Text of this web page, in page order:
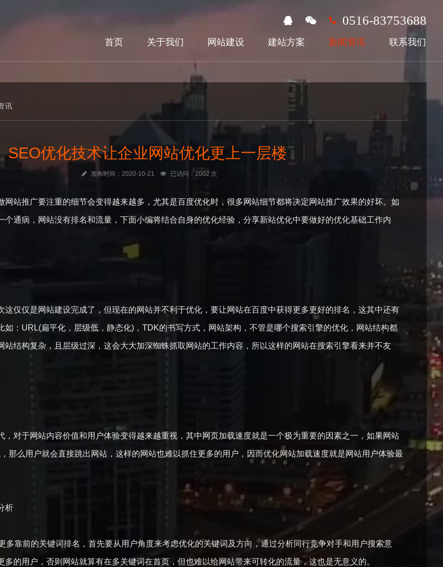
0516-83753688
首页 关于我们 网站建设 建站方案 新闻资讯 联系我们
讯
SEO优化技术让企业网站优化更上一层楼
发布时间：2020-10-21 已访问：2002 次
网站推广要注重的细节会变得越来越多，尤其是百度优化时，很多网站细节都将决定网站推广效果的好坏。如
个通病，网站没有排名和流量，下面小编将结合自身的优化经验，分享新站优化中要做好的优化基础工作内
这仅仅是网站建设完成了，但现在的网站并不利于优化，要让网站在百度中获得更多更好的排名，这其中还有
如：URL(扁平化，层级低，静态化)，TDK的书写方式，网站架构，不管是哪个搜索引擎的优化，网站结构都
站结构复杂，且层级过深，这会大大加深蜘蛛抓取网站的工作内容，所以这样的网站在搜索引擎看来并不友
，对于网站内容价值和用户体验变得越来越重视，其中网页加载速度就是一个极为重要的因素之一，如果网站
那么用户就会直接跳出网站，这样的网站也难以抓住更多的用户，因而优化网站加载速度就是网站用户体验最
析
多靠前的关键词排名，首先要从用户角度来考虑优化的关键词及方向，通过分析同行竞争对手和用户搜索意
多的用户，否则网站就算有在多关键词在首页，但也难以给网站带来可转化的流量，这也是无意义的。